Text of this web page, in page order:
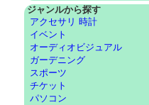
ジャンルから探す
アクセサリ 時計
イベント
オーディオビジュアル
ガーデニング
スポーツ
チケット
パソコン